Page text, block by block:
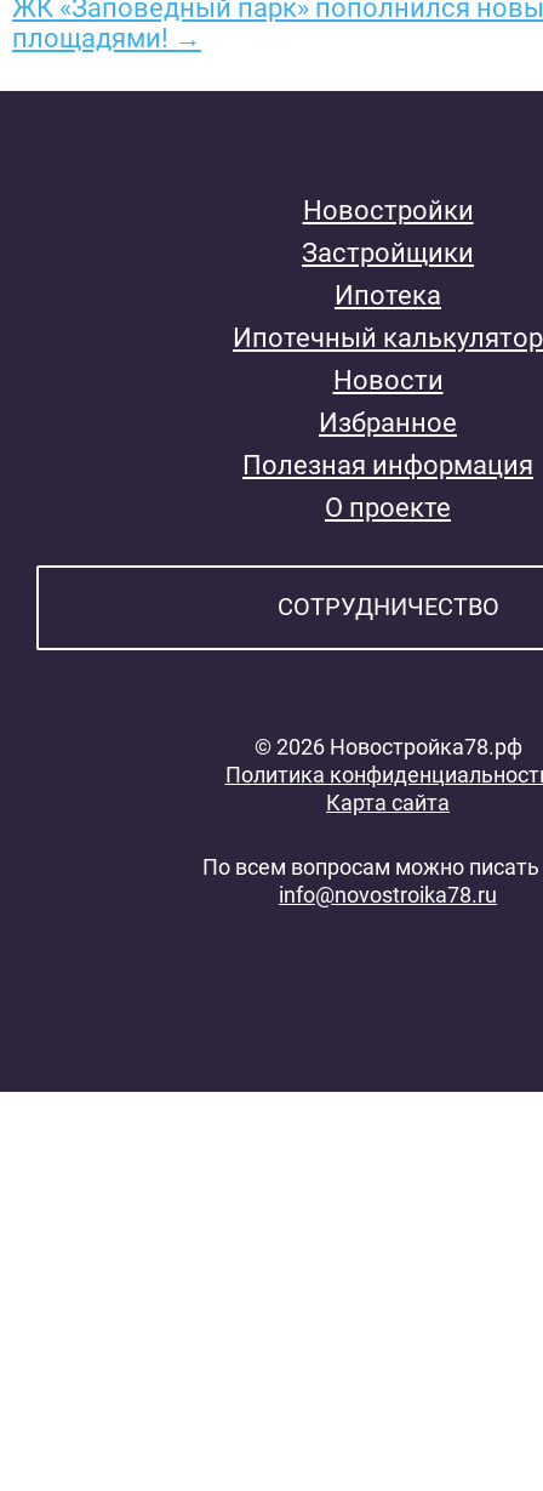
ЖК «Заповедный парк» пополнился
площадями! →
Новостройки
Застройщики
Ипотека
Ипотечный калькулятор
Новости
Избранное
Полезная информация
О проекте
СОТРУДНИЧЕСТВО
© 2026 Новостройка78.рф
Политика
Карта сайта
По всем вопросам можно писать
info@novostroika78.ru